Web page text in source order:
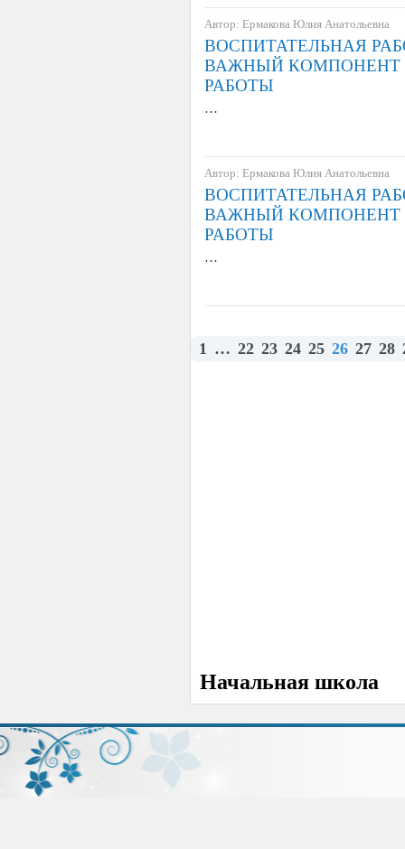
Автор: Ермакова Юлия Анатольевна
ВОСПИТАТЕЛЬНАЯ
ВАЖНЫЙ КОМПОНЕНТ
РАБОТЫ
…
Автор: Ермакова Юлия Анатольевна
ВОСПИТАТЕЛЬНАЯ
ВАЖНЫЙ КОМПОНЕНТ
РАБОТЫ
…
1 … 22 23 24 25 26 27 28
Начальная школа